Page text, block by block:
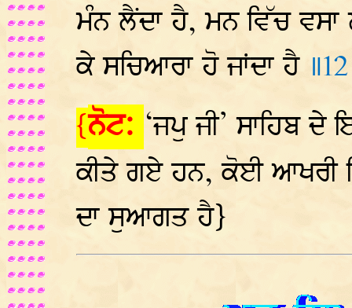
ਮੰਨ ਲੈਂਦਾ ਹੈ, ਮਨ ਵਿੱਚ
ਕੇ ਸਚਿਆਰਾ ਹੋ ਜਾਂਦਾ ਹੈ
{ਨੋਟ: ‘ਜਪੁ ਜੀ’ ਸਾਹਿਬ
ਕੀਤੇ ਗਏ ਹਨ, ਕੋਈ ਆਖਰੀ
ਦਾ ਸੁਆਗਤ ਹੈ}